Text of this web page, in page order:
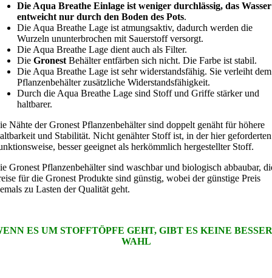
Die Aqua Breathe Einlage ist weniger durchlässig, das Wasser
entweicht nur durch den Boden des Pots.
Die Aqua Breathe Lage ist atmungsaktiv, dadurch werden die
Wurzeln ununterbrochen mit Sauerstoff versorgt.
Die Aqua Breathe Lage dient auch als Filter.
Die Gronest Behälter entfärben sich nicht. Die Farbe ist stabil.
Die Aqua Breathe Lage ist sehr widerstandsfähig. Sie verleiht dem
Pflanzenbehälter zusätzliche Widerstandsfähigkeit.
Durch die Aqua Breathe Lage sind Stoff und Griffe stärker und
haltbarer.
Nähte der Gronest Pflanzenbehälter sind doppelt genäht für höhere
und Stabilität. Nicht genähter Stoff ist, in der hier geforderten
besser geeignet als herkömmlich hergestellter Stoff.
Gronest Pflanzenbehälter sind waschbar und biologisch abbaubar,
für die Gronest Produkte sind günstig, wobei der günstige Preis
zu Lasten der Qualität geht.
ES UM STOFFTÖPFE GEHT, GIBT ES KEINE
WAHL